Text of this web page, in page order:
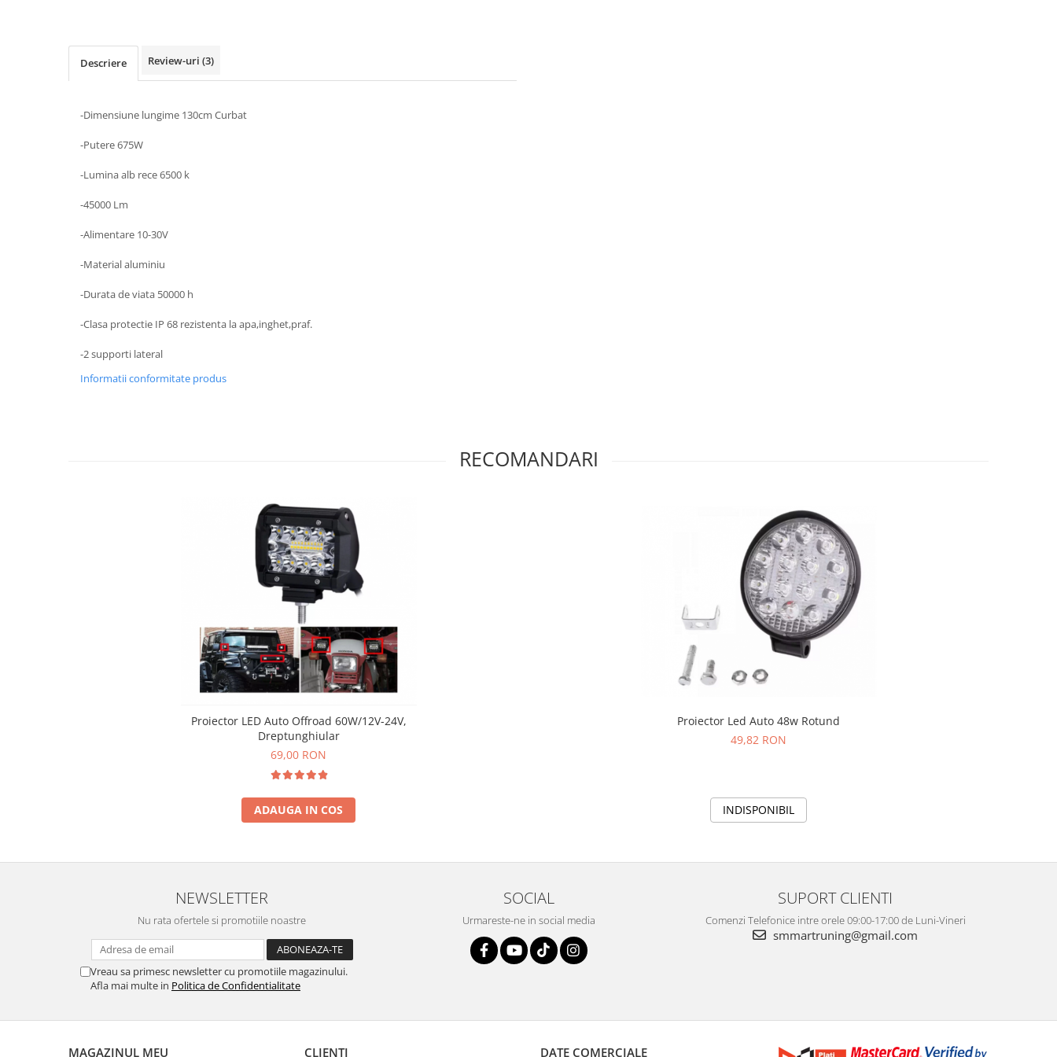
Descriere Review-uri (3)
-Dimensiune lungime 130cm Curbat
-Putere 675W
-Lumina alb rece 6500 k
-45000 Lm
-Alimentare 10-30V
-Material aluminiu
-Durata de viata 50000 h
-Clasa protectie IP 68 rezistenta la apa,inghet,praf.
-2 supporti lateral
Informatii conformitate produs
RECOMANDARI
Proiector LED Auto Offroad 60W/12V-24V,
Dreptunghiular
69,00 RON
ADAUGA IN COS
Proiector Led Auto 48w Rotund
49,82 RON
INDISPONIBIL
NEWSLETTER
Nu rata ofertele si promotiile noastre
Vreau sa primesc newsletter cu promotiile magazinului.
Afla mai multe in Politica de Confidentialitate
SOCIAL
Urmareste-ne in social media
SUPORT CLIENTI
Comenzi Telefonice intre orele 09:00-17:00 de Luni-Vineri
smmartruning@gmail.com
MAGAZINUL MEU CLIENTI DATE COMERCIALE